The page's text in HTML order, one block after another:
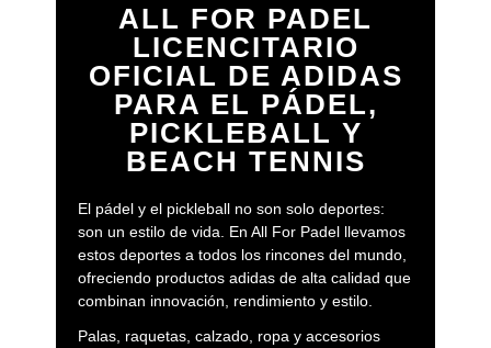
ALL FOR PADEL
LICENCITARIO
OFICIAL DE ADIDAS
PARA EL PÁDEL,
PICKLEBALL Y
BEACH TENNIS
El pádel y el pickleball no son solo deportes:
son un estilo de vida. En All For Padel llevamos
estos deportes a todos los rincones del mundo,
ofreciendo productos adidas de alta calidad que
combinan innovación, rendimiento y estilo.
Palas, raquetas, calzado, ropa y accesorios